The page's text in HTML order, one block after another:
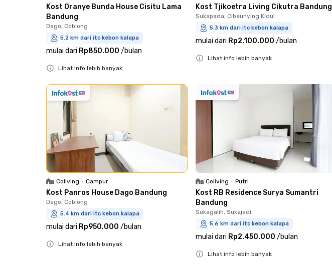
Kost Oranye Bunda House Cisitu Lama
Bandung
Dago, Coblong
5.2 km dari itc kebon kalapa
mulai dari Rp850.000 /bulan
Lihat info lebih banyak
Kost Tjikoetra Living Cikutra Bandung
Sukapada, Cibeunying Kidul
5.3 km dari itc kebon kalapa
mulai dari Rp2.100.000 /bulan
Lihat info lebih banyak
Coliving • Campur
Kost Panros House Dago Bandung
Dago, Coblong
5.4 km dari itc kebon kalapa
mulai dari Rp950.000 /bulan
Lihat info lebih banyak
Coliving • Putri
Kost RB Residence Surya Sumantri
Bandung
Sukagalih, Sukajadi
5.6 km dari itc kebon kalapa
mulai dari Rp2.450.000 /bulan
Lihat info lebih banyak